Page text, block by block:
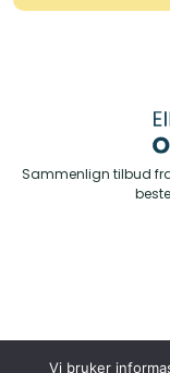
Sammenlign tilbud
Vi bruker